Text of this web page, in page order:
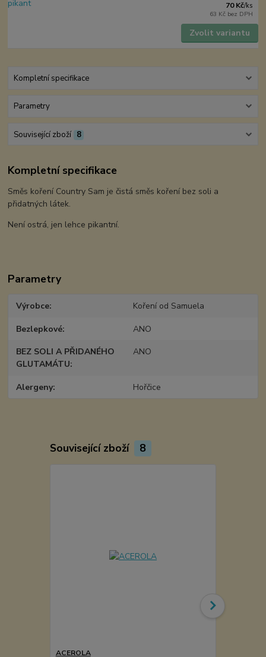
70 Kč/ks
63 Kč bez DPH
Zvolit variantu
Kompletní specifikace
Parametry
Související zboží 8
Kompletní specifikace
Směs koření Country Sam je čistá směs koření bez soli a
přidatných látek.
Není ostrá, jen lehce pikantní.
Parametry
Výrobce Koření od Samuela
Bezlepkové ANO
BEZ SOLI A PŘIDANÉHO
GLUTAMÁTU
ANO
Alergeny Hořčice
Související zboží 8
ACEROLA